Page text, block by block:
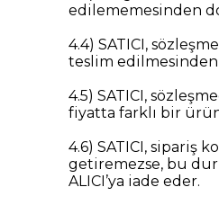
edilememesinden
4.4) SATICI,
teslim
4.5) SATICI,
fiyatta farklı bir
4.6) SATICI, sipariş
getiremezse, bu
ALICI’ya iade eder.